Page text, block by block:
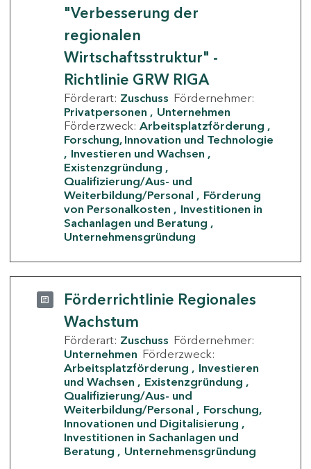
"Verbesserung der
regionalen
Wirtschaftsstruktur" -
Richtlinie GRW RIGA
Förderart: Zuschuss Fördernehmer:
Privatpersonen
Unternehmen
Förderzweck: Arbeitsplatzförderung
Forschung, Innovation und Technologie
Investieren und Wachsen
Existenzgründung
Qualifizierung/Aus- und
Weiterbildung/Personal
Förderung
von Personalkosten
Investitionen in
Sachanlagen und Beratung
Unternehmensgründung
Förderrichtlinie Regionales
Wachstum
Förderart: Zuschuss Fördernehmer:
Unternehmen Förderzweck:
Arbeitsplatzförderung
Investieren
und Wachsen
Existenzgründung
Qualifizierung/Aus- und
Weiterbildung/Personal
Forschung,
Innovationen und Digitalisierung
Investitionen in Sachanlagen und
Beratung
Unternehmensgründung